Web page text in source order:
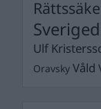
Ulf
Oravsky Våld